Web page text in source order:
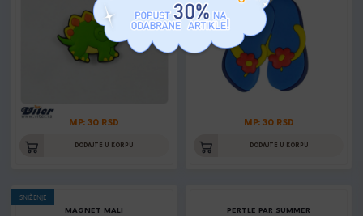
MP: 30 RSD
DODAJTE U KORPU
MP: 30 RSD
DODAJTE U KORPU
SNIŽENJE
MAGNET MALI PERTLE PAR SUMMER